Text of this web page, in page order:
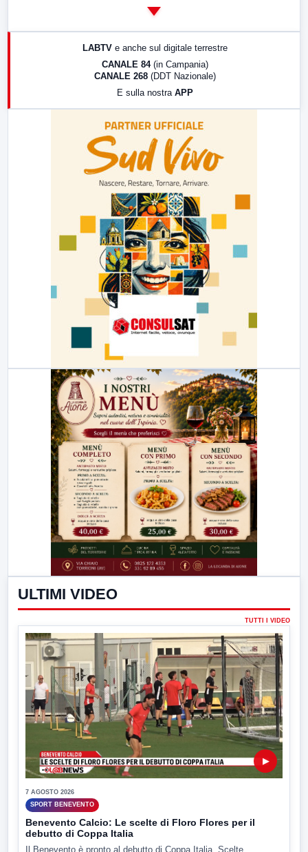
LABTV e anche sul digitale terrestre
CANALE 84 (in Campania)
CANALE 268 (DDT Nazionale)
E sulla nostra APP
ULTIMI VIDEO
TUTTI I VIDEO
▶
7 AGOSTO 2026
SPORT BENEVENTO
Benevento Calcio: Le scelte di Floro Flores per il
debutto di Coppa Italia
Il Benevento è pronto al debutto di Coppa Italia. Scelte...